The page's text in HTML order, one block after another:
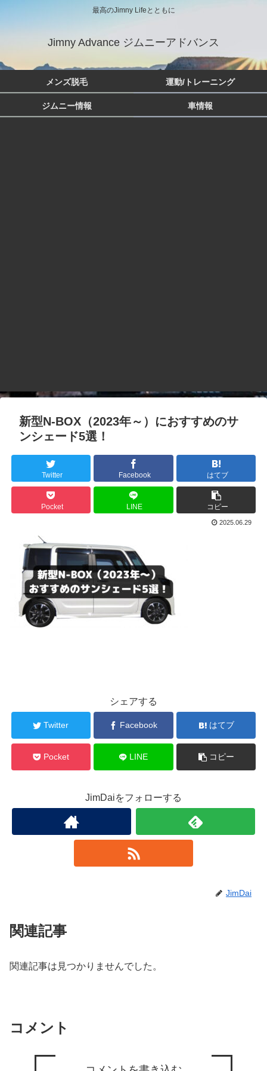
最高のJimny Lifeとともに
Jimny Advance ジムニーアドバンス
メンズ脱毛 運動/トレーニング
ジムニー情報 車情報
新型N-BOX（2023年～）におすすめのサ
ンシェード5選！
Twitter Facebook はてブ
Pocket LINE コピー
2025.06.29
シェアする
Twitter Facebook はてブ
Pocket LINE コピー
JimDaiをフォローする
JimDai
関連記事
関連記事は見つかりませんでした。
コメント